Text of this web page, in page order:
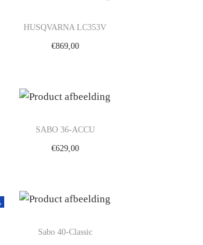
HUSQVARNA LC353V
€869,00
SABO 36-ACCU
€629,00
Sabo 40-Classic